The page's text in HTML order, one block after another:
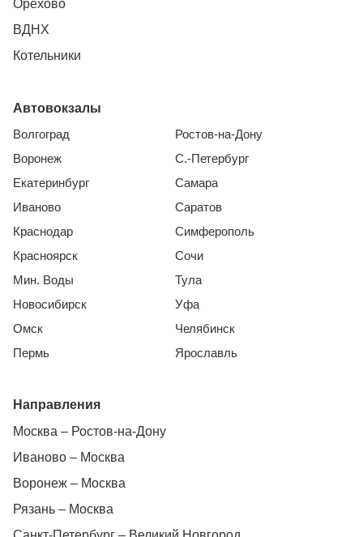
Орехово
ВДНХ
Котельники
Автовокзалы
Волгоград
Воронеж
Екатеринбург
Иваново
Краснодар
Красноярск
Мин. Воды
Новосибирск
Омск
Пермь
Ростов-на-Дону
С.-Петербург
Самара
Саратов
Симферополь
Сочи
Тула
Уфа
Челябинск
Ярославль
Направления
Москва – Ростов-на-Дону
Иваново – Москва
Воронеж – Москва
Рязань – Москва